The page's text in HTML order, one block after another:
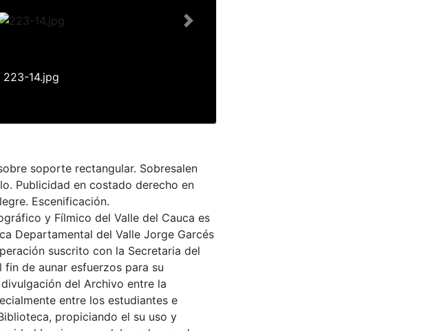
223-14.jpg
Next
soporte rectangular. Sobresalen
Publicidad en costado derecho en
Escenificación.
y Fílmico del Valle del Cauca es
Departamental del Valle Jorge Garcés
suscrito con la Secretaria del
de aunar esfuerzos para su
del Archivo entre la
entre los estudiantes e
propiciando el su uso y